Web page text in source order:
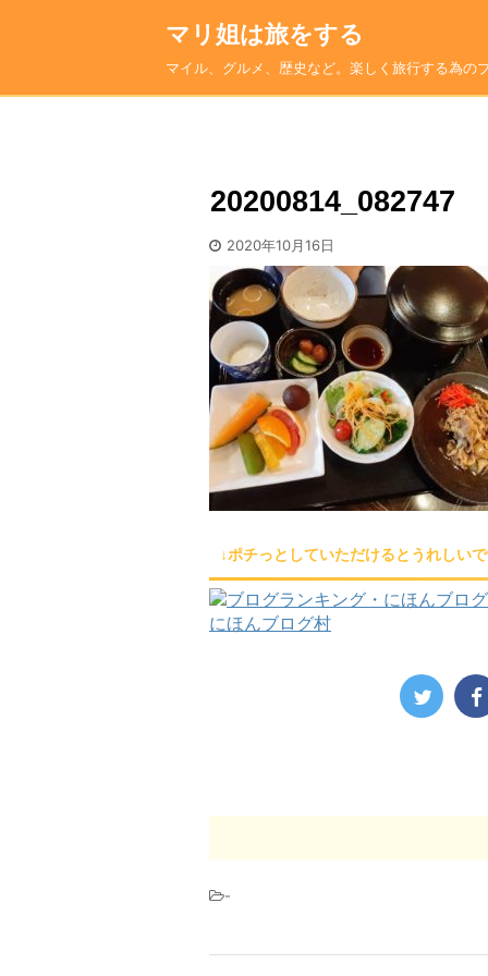
マリ姐は旅をする
マイル、グルメ、歴史など。楽しく旅行する為の
20200814_082747
2020年10月16日
↓ポチっとしていただけるとうれしい
にほんブログ村
-